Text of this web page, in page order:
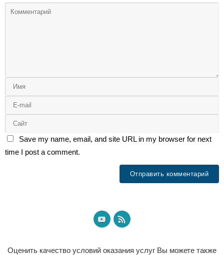
Save my name, email, and site URL in my browser for next
time I post a comment.
Оценить качество условий оказания услуг Вы можете также